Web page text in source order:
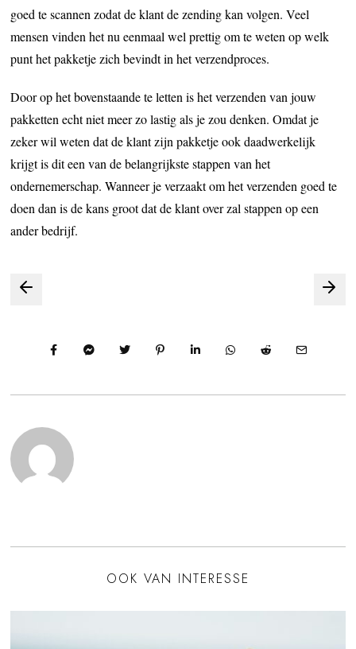
goed te scannen zodat de klant de zending kan volgen. Veel
mensen vinden het nu eenmaal wel prettig om te weten op welk
punt het pakketje zich bevindt in het verzendproces.
Door op het bovenstaande te letten is het verzenden van jouw
pakketten echt niet meer zo lastig als je zou denken. Omdat je
zeker wil weten dat de klant zijn pakketje ook daadwerkelijk
krijgt is dit een van de belangrijkste stappen van het
ondernemerschap. Wanneer je verzaakt om het verzenden goed te
doen dan is de kans groot dat de klant over zal stappen op een
ander bedrijf.
Bericht
OOK VAN INTERESSE